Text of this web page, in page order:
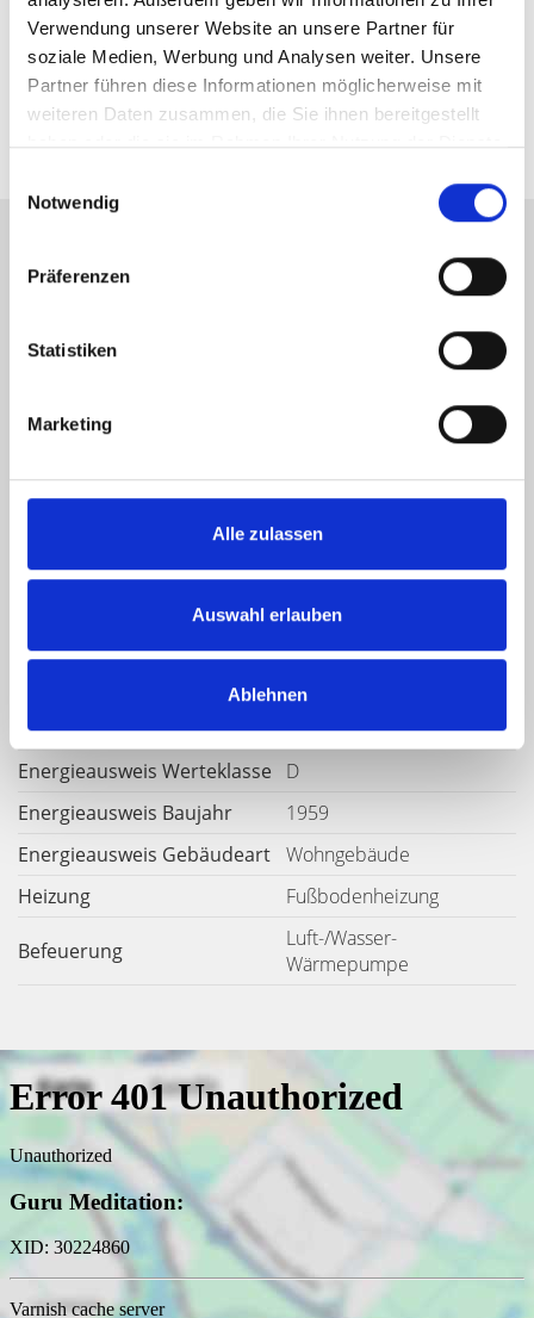
Verwendung unserer Website an unsere Partner für
soziale Medien, Werbung und Analysen weiter. Unsere
Partner führen diese Informationen möglicherweise mit
weiteren Daten zusammen, die Sie ihnen bereitgestellt
haben oder die sie im Rahmen Ihrer Nutzung der Dienste
Notwendig
Präferenzen
Statistiken
Marketing
Alle zulassen
Auswahl erlauben
Ablehnen
Links
Online Wertermittlung
Webseite
Energieausweis (Verbrauchsausweis)
110 kWh / (m²*a)
Weitere Informationen
Ausstelldatum
Energieausweis gültig bis
19.06.2033
Energieausweis Jahrgang
ab dem 1.5.2014
Energieausweis Werteklasse
D
Energieausweis Baujahr
1959
Energieausweis Gebäudeart Wohngebäude
Heizung
Fußbodenheizung
Befeuerung
Luft-/Wasser-
Wärmepumpe